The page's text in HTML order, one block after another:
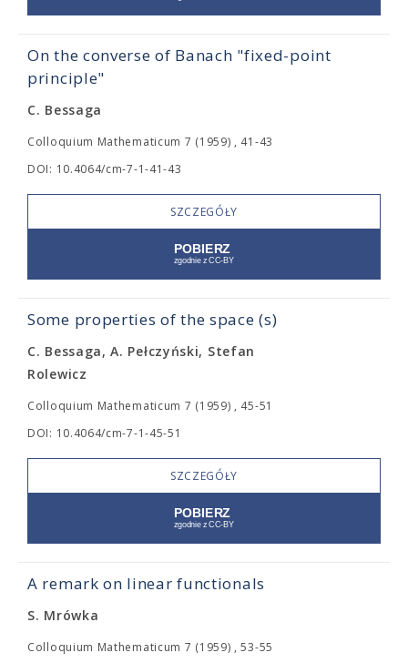
On the converse of Banach "fixed-point
principle"
C. Bessaga
Colloquium Mathematicum 7 (1959) , 41-43
DOI: 10.4064/cm-7-1-41-43
SZCZEGÓŁY
Some properties of the space (s)
C. Bessaga, A. Pełczyński, Stefan
Rolewicz
Colloquium Mathematicum 7 (1959) , 45-51
DOI: 10.4064/cm-7-1-45-51
SZCZEGÓŁY
A remark on linear functionals
S. Mrówka
Colloquium Mathematicum 7 (1959) , 53-55